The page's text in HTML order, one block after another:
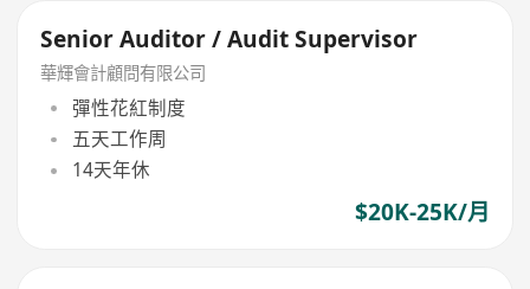
Senior Auditor / Audit Supervisor
華輝會計顧問有限公司
彈性花紅制度
五天工作周
14天年休
$20K-25K/月